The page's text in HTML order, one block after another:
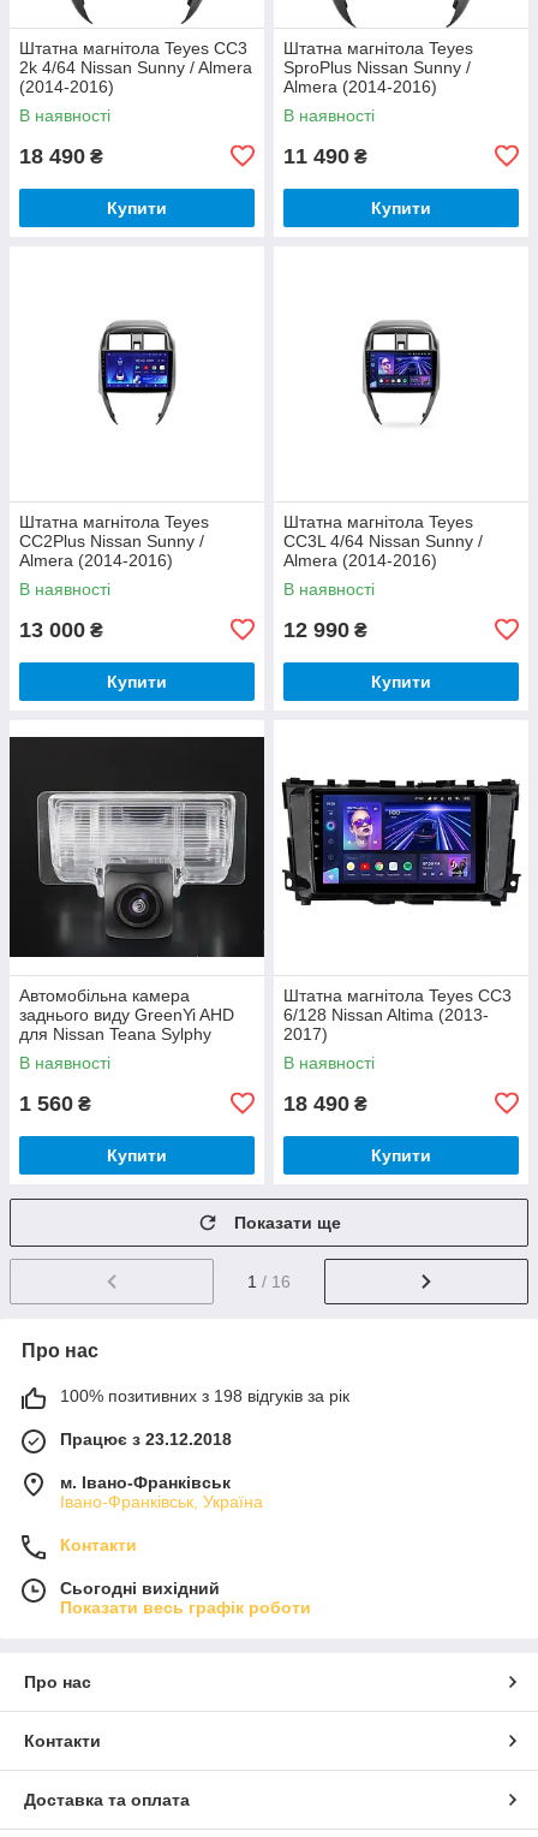
Штатна магнітола Teyes CC3
2k 4/64 Nissan Sunny / Almera
(2014-2016)
В наявності
18 490 ₴
Купити
Штатна магнітола Teyes
SproPlus Nissan Sunny /
Almera (2014-2016)
В наявності
11 490 ₴
Купити
Штатна магнітола Teyes
CC2Plus Nissan Sunny /
Almera (2014-2016)
В наявності
13 000 ₴
Купити
Штатна магнітола Teyes
CC3L 4/64 Nissan Sunny /
Almera (2014-2016)
В наявності
12 990 ₴
Купити
Автомобільна камера
заднього виду GreenYi AHD
для Nissan Teana Sylphy
Almera Sentra Versa Trazo
T70
В наявності
1 560 ₴
Купити
Штатна магнітола Teyes CC3
6/128 Nissan Altima (2013-
2017)
В наявності
18 490 ₴
Купити
Показати ще
1 / 16
Про нас
100% позитивних з 198 відгуків за рік
Працює з 23.12.2018
м. Івано-Франківськ
Івано-Франківськ, Україна
Контакти
Сьогодні вихідний
Показати весь графік роботи
Про нас
Контакти
Доставка та оплата